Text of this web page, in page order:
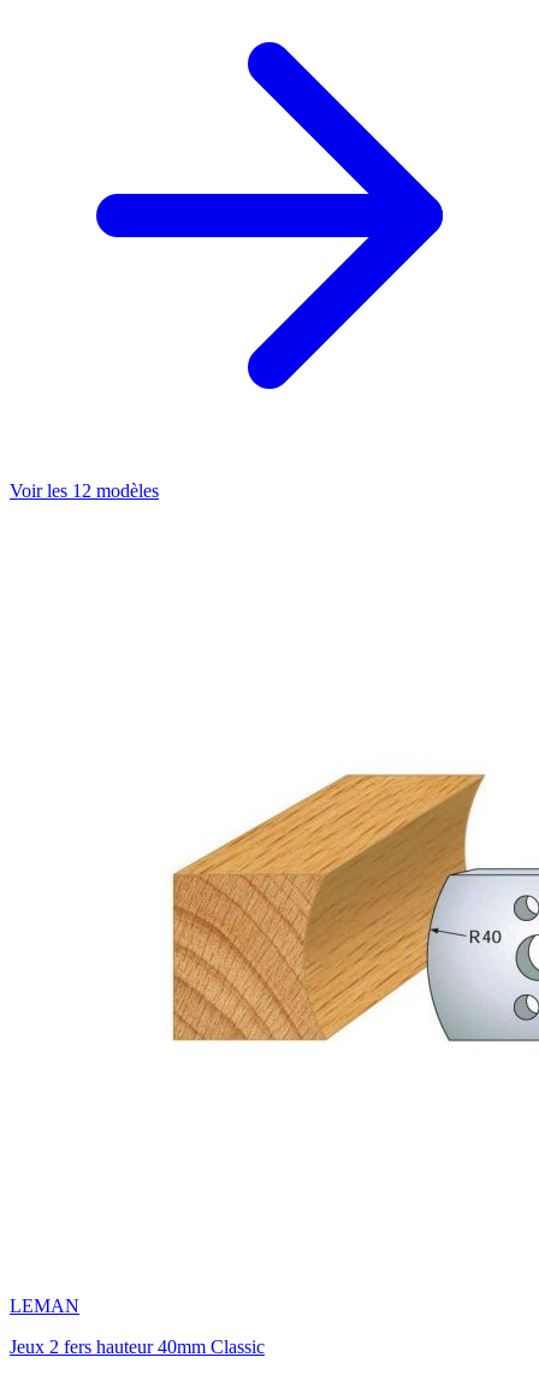
Voir les 12 modèles
LEMAN
Jeux 2 fers hauteur 40mm Classic